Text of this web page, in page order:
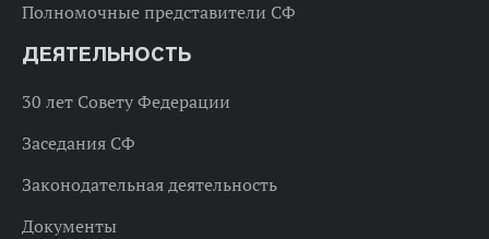
Полномочные представители СФ
ДЕЯТЕЛЬНОСТЬ
30 лет Совету Федерации
Заседания СФ
Законодательная деятельность
Документы